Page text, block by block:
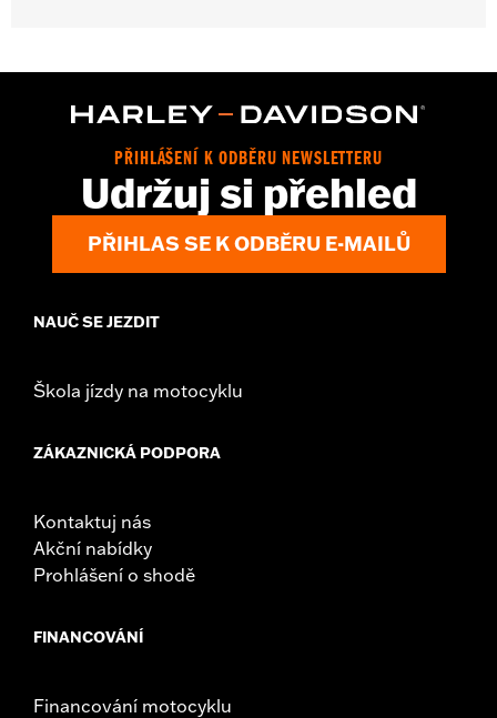
Sold In Units:Each
1 year limited warranty – Go towww.h-
d.com/warranty for full details
PŘIHLÁŠENÍ K ODBĚRU NEWSLETTERU
Udržuj si přehled
PŘIHLAS SE K ODBĚRU E-MAILŮ
NAUČ SE JEZDIT
Škola jízdy na motocyklu
ZÁKAZNICKÁ PODPORA
Kontaktuj nás
Akční nabídky
Prohlášení o shodě
FINANCOVÁNÍ
Financování motocyklu